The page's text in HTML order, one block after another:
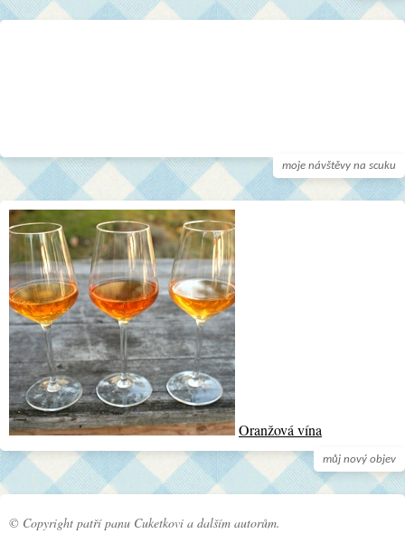
moje návštěvy na scuku
můj nový objev
Oranžová vína
© Copyright patří panu Cuketkovi a dalším autorům.